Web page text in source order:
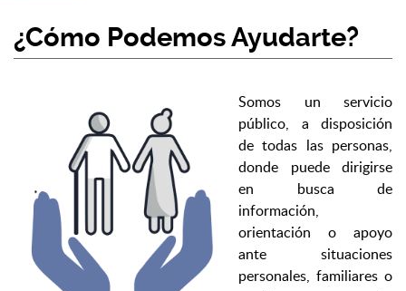
¿Cómo Podemos Ayudarte?
Somos un servicio
público, a disposición
de todas las personas,
donde puede dirigirse
en busca de
información,
orientación o apoyo
ante situaciones
personales, familiares o